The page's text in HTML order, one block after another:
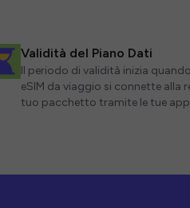
Validità del Piano Dati
Il periodo di validità inizia
eSIM da viaggio si connette alla
tuo pacchetto tramite le tue